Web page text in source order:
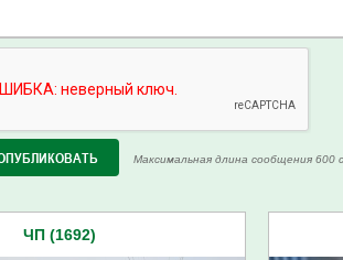
Максимальная длина сообщения 600
ЧП (1692)